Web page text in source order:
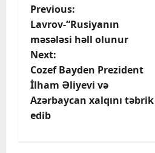
P
o
s
t
n
Previous:
Lavrov-“Rusiyanın
məsələsi həll olunur
Next:
Cozef Bayden Prezident
İlham Əliyevi və
Azərbaycan xalqını təbrik
edib